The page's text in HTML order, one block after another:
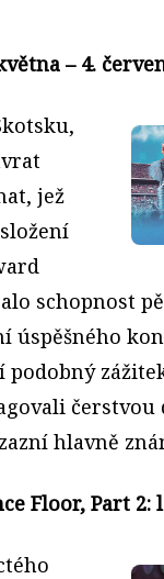
– 4.
jež
schopnost
úspěšného
podobný
čerstvou
hlavně
Floor, Part 2: